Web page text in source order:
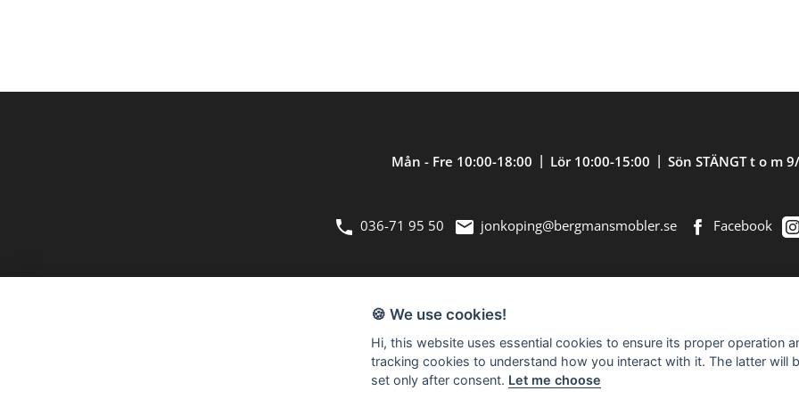
Mån - Fre 10:00-18:00 Lör 10:00-15:00 Sön STÄNGT t o m
036-71 95 50 jonkoping@bergmansmobler.se Facebook
Bergmans Möbler är en fullsortimentsbutik inom möbler och heminredning. Välkommen in till vår nästan 2.500
🍪 We use cookies!
Hi, this website uses essential cookies to ensure its proper operation
tracking cookies to understand how you interact with it. The latter will
set only after consent. Let me choose